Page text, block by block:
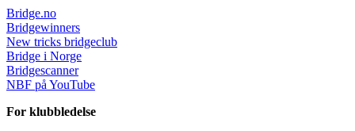
Bridge.no
Bridgewinners
New tricks bridgeclub
Bridge i Norge
Bridgescanner
NBF på YouTube
For klubbledelse